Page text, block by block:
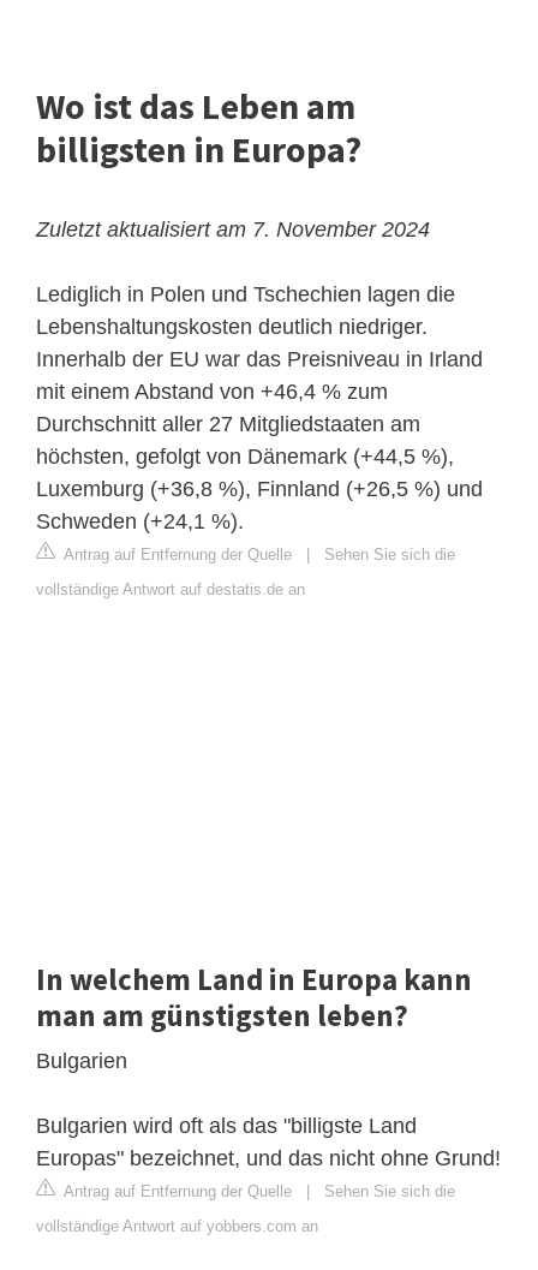
Wo ist das Leben am
billigsten in Europa?
Zuletzt aktualisiert am 7. November 2024
Lediglich in Polen und Tschechien lagen die
Lebenshaltungskosten deutlich niedriger.
Innerhalb der EU war das Preisniveau in Irland
mit einem Abstand von +46,4 % zum
Durchschnitt aller 27 Mitgliedstaaten am
höchsten, gefolgt von Dänemark (+44,5 %),
Luxemburg (+36,8 %), Finnland (+26,5 %) und
Schweden (+24,1 %).
Antrag auf Entfernung der Quelle
Sehen Sie sich die
vollständige Antwort auf destatis.de an
In welchem Land in Europa kann
man am günstigsten leben?
Bulgarien
Bulgarien wird oft als das "billigste Land
Europas" bezeichnet, und das nicht ohne Grund!
Antrag auf Entfernung der Quelle
Sehen Sie sich die
vollständige Antwort auf yobbers.com an